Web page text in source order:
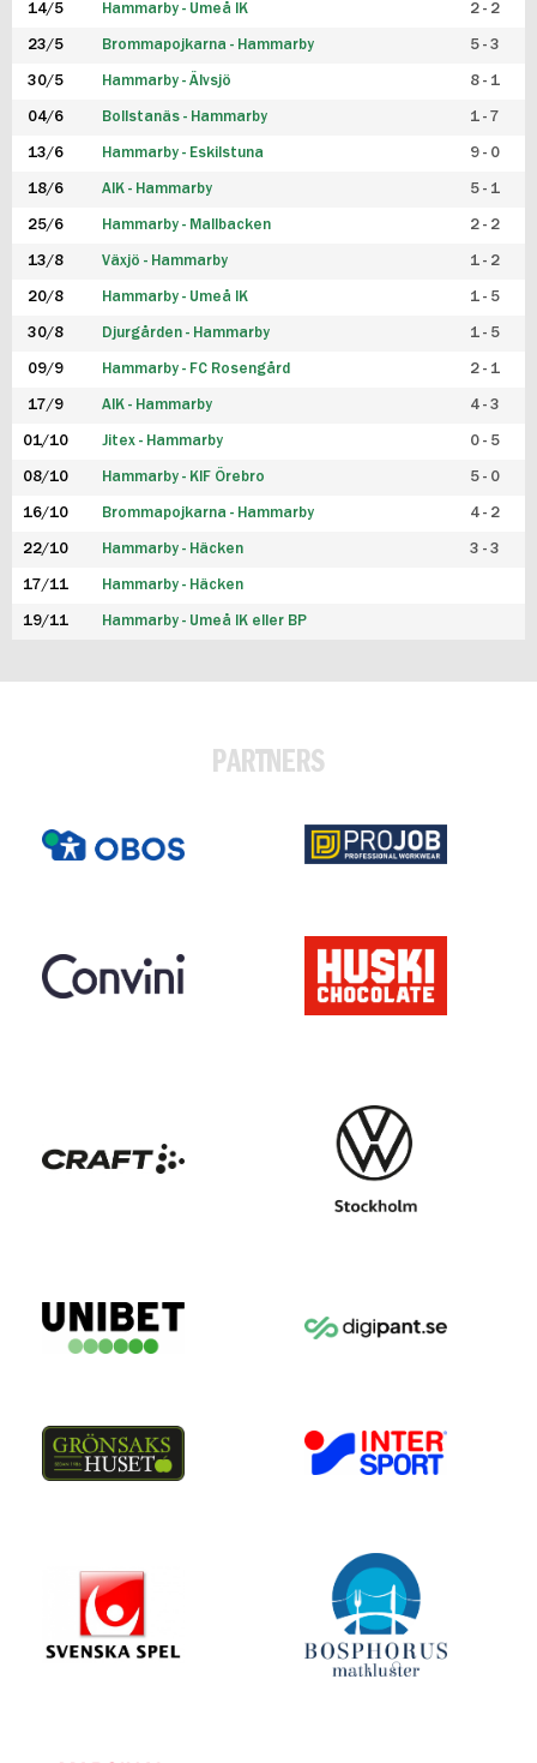
14/5 Hammarby - Umeå IK 2 - 2
23/5 Brommapojkarna - Hammarby 5 - 3
30/5 Hammarby - Älvsjö 8 - 1
04/6 Bollstanäs - Hammarby 1 - 7
13/6 Hammarby - Eskilstuna 9 - 0
18/6 AIK - Hammarby 5 - 1
25/6 Hammarby - Mallbacken 2 - 2
13/8 Växjö - Hammarby 1 - 2
20/8 Hammarby - Umeå IK 1 - 5
30/8 Djurgården - Hammarby 1 - 5
09/9 Hammarby - FC Rosengård 2 - 1
17/9 AIK - Hammarby 4 - 3
01/10 Jitex - Hammarby 0 - 5
08/10 Hammarby - KIF Örebro 5 - 0
16/10 Brommapojkarna - Hammarby 4 - 2
22/10 Hammarby - Häcken 3 - 3
17/11 Hammarby - Häcken
19/11 Hammarby - Umeå IK eller BP
PARTNERS